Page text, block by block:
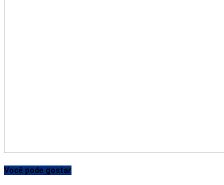
Você pode gostar